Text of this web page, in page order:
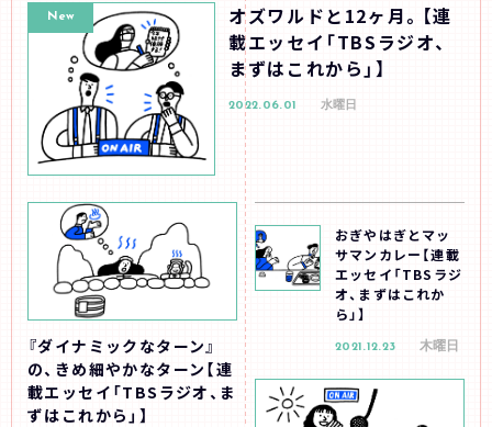
New
オズワルドと12ヶ月。【連
載エッセイ「TBSラジオ、
まずはこれから」】
2022.06.01 水曜日
『ダイナミックなターン』
の、きめ細やかなターン【連
載エッセイ「TBSラジオ、ま
ずはこれから」】
おぎやはぎとマッ
サマンカレー【連載
エッセイ「TBSラジ
オ、まずはこれか
ら」】
2021.12.23 木曜日